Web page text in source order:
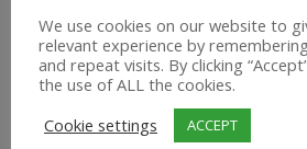
SUCHE
We use cookies on our website to
relevant experience by
and repeat visits. By clicking
the use of ALL the cookies.
Cookie settings
ACCEPT